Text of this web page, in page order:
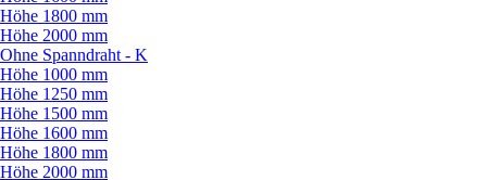
Höhe 1800 mm
Höhe 2000 mm
Ohne Spanndraht - K
Höhe 1000 mm
Höhe 1250 mm
Höhe 1500 mm
Höhe 1600 mm
Höhe 1800 mm
Höhe 2000 mm